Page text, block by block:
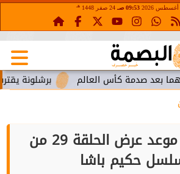
09:53 صـ 24 صفر 1448 هـ
برشلونة يقترب من صدمة كأس العالم
تعرف على موعد عرض الحلقة 29 من
حكيم باشا